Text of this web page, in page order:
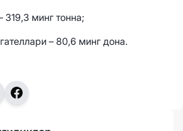
319,3 минг тонна;
– 80,6 минг дона.